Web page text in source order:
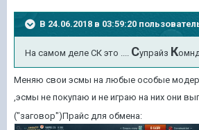
В 24.06.2018 в 03:59:20
На самом деле СК это .... Супрайз К
Меняю свои эсмы на любые особые
,эсмы не покупаю и не играю на них они
("заговор")Прайс для обмена: